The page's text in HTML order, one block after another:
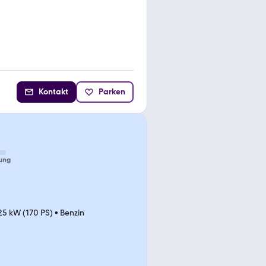
Kontakt Parken
kW (170 PS) • Benzin